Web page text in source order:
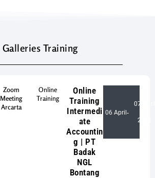
Galleries Training
Zoom
Meeting
Arcarta
Online
Training
Online
Training
Intermedi
ate
Accountin
g | PT
Badak
NGL
Bontang
06 April-
07 April
2021